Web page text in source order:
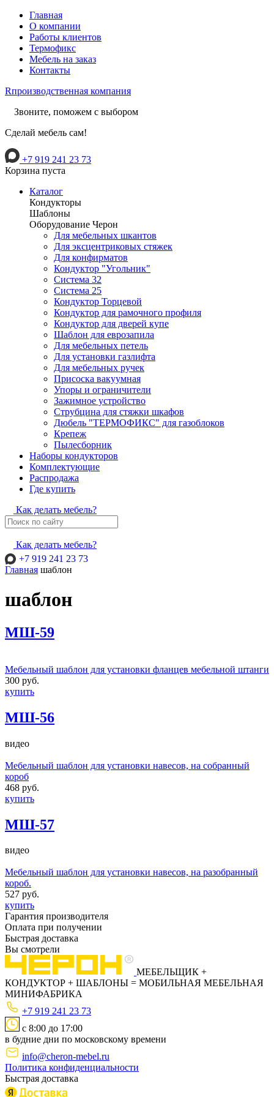
Главная
О компании
Работы клиентов
Термофикс
Мебель на заказ
Контакты
Rпроизводственная компания
Звоните, поможем с выбором
Сделай мебель сам!
+7 919 241 23 73
Корзина пуста
Каталог
Кондукторы
Шаблоны
Оборудование Черон
Для мебельных шкантов
Для эксцентриковых стяжек
Для конфирматов
Кондуктор "Угольник"
Система 32
Система 25
Кондуктор Торцевой
Кондуктор для рамочного профиля
Кондуктор для дверей купе
Шаблон для еврозапила
Для мебельных петель
Для установки газлифта
Для мебельных ручек
Присоска вакуумная
Упоры и ограничители
Зажимное устройство
Струбцина для стяжки шкафов
Дюбель "ТЕРМОФИКС" для газоблоков
Крепеж
Пылесборник
Наборы кондукторов
Комплектующие
Распродажа
Где купить
Как делать мебель?
Как делать мебель?
+7 919 241 23 73
Главная шаблон
шаблон
МШ-59
Мебельный шаблон для установки фланцев мебельной штанги
300 руб.
купить
МШ-56
видео
Мебельный шаблон для установки навесов, на собранный
короб
468 руб.
купить
МШ-57
видео
Мебельный шаблон для установки навесов, на разобранный
короб.
527 руб.
купить
Гарантия производителя
Оплата при получении
Быстрая доставка
Вы смотрели
МЕБЕЛЬЩИК +
КОНДУКТОР + ШАБЛОНЫ = МОБИЛЬНАЯ МЕБЕЛЬНАЯ
МИНИФАБРИКА
+7 919 241 23 73
с 8:00 до 17:00
в будние дни по московскому времени
info@cheron-mebel.ru
Политика конфиденциальности
Быстрая доставка